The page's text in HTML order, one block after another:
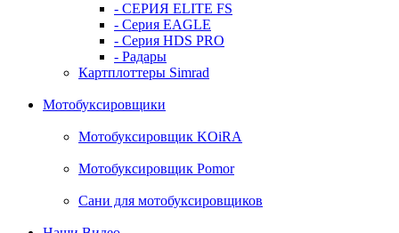
- СЕРИЯ ELITE FS
- Серия EAGLE
- Серия HDS PRO
- Радары
Картплоттеры Simrad
Мотобуксировщики
Мотобуксировщик KOiRA
Мотобуксировщик Pomor
Сани для мотобуксировщиков